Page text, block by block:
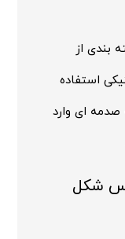
بندی از
استفاده
صدمه ای وارد
شکل